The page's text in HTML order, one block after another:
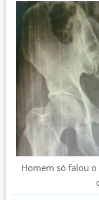
Homem só falou